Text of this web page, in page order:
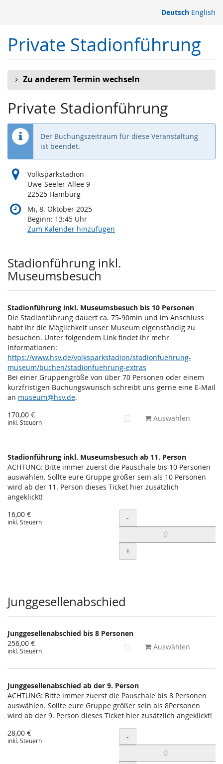
springen
Deutsch English
Private Stadionführung
Zu anderem Termin wechseln
Private Stadionführung
Der Buchungszeitraum für diese Veranstaltung
ist beendet.
Volksparkstadion
Uwe-Seeler-Allee 9
22525 Hamburg
Mi, 8. Oktober 2025
Beginn: 13:45 Uhr
Zum Kalender hinzufügen
Produkte
Stadionführung inkl.
Museumsbesuch
Stadionführung inkl. Museumsbesuch bis 10 Personen
Die Stadionführung dauert ca. 75-90min und im Anschluss
habt ihr die Möglichkeit unser Museum eigenständig zu
besuchen. Unter folgendem Link findet ihr mehr
Informationen:
https://www.hsv.de/volksparkstadion/stadionfuehrung-
museum/buchen/stadionfuehrung-extras
Bei einer Gruppengröße von über 70 Personen oder einem
kurzfristigen Buchungswunsch schreibt uns gerne eine E-Mail
an museum@hsv.de.
170,00 €
inkl. Steuern Auswählen
Stadionführung inkl. Museumsbesuch ab 11. Person
ACHTUNG: Bitte immer zuerst die Pauschale bis 10 Personen
auswählen. Sollte eure Gruppe größer sein als 10 Personen
wird ab der 11. Person dieses Ticket hier zusätzlich
angeklickt!
16,00 €
inkl. Steuern Menge
-
+
Junggesellenabschied
Junggesellenabschied bis 8 Personen
256,00 €
inkl. Steuern Auswählen
Junggesellenabschied ab der 9. Person
ACHTUNG: Bitte immer zuerst die Pauschale bis 8 Personen
auswählen. Sollte eure Gruppe größer sein als 8Personen
wird ab der 9. Person dieses Ticket hier zusätzlich angeklickt!
28,00 €
inkl. Steuern Menge
-